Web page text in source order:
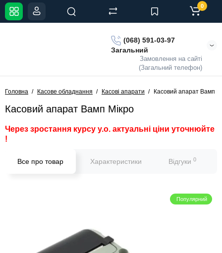
(068) 591-03-97
Загальний
Замовлення на сайті
(Загальний телефон)
0
Головна Касове обладнання Касові апарати Касовий апарат Вамп
Касовий апарат Вамп Мікро
Через зростання курсу у.о. актуальні ціни уточнюйте
!
Все про товар Характеристики Відгуки 0
Популярний